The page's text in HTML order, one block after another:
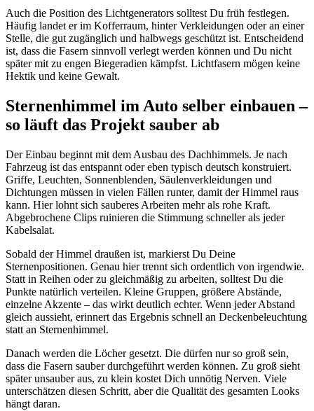
Auch die Position des Lichtgenerators solltest Du früh festlegen.
Häufig landet er im Kofferraum, hinter Verkleidungen oder an einer
Stelle, die gut zugänglich und halbwegs geschützt ist. Entscheidend
ist, dass die Fasern sinnvoll verlegt werden können und Du nicht
später mit zu engen Biegeradien kämpfst. Lichtfasern mögen keine
Hektik und keine Gewalt.
Sternenhimmel im Auto selber einbauen –
so läuft das Projekt sauber ab
Der Einbau beginnt mit dem Ausbau des Dachhimmels. Je nach
Fahrzeug ist das entspannt oder eben typisch deutsch konstruiert.
Griffe, Leuchten, Sonnenblenden, Säulenverkleidungen und
Dichtungen müssen in vielen Fällen runter, damit der Himmel raus
kann. Hier lohnt sich sauberes Arbeiten mehr als rohe Kraft.
Abgebrochene Clips ruinieren die Stimmung schneller als jeder
Kabelsalat.
Sobald der Himmel draußen ist, markierst Du Deine
Sternenpositionen. Genau hier trennt sich ordentlich von irgendwie.
Statt in Reihen oder zu gleichmäßig zu arbeiten, solltest Du die
Punkte natürlich verteilen. Kleine Gruppen, größere Abstände,
einzelne Akzente – das wirkt deutlich echter. Wenn jeder Abstand
gleich aussieht, erinnert das Ergebnis schnell an Deckenbeleuchtung
statt an Sternenhimmel.
Danach werden die Löcher gesetzt. Die dürfen nur so groß sein,
dass die Fasern sauber durchgeführt werden können. Zu groß sieht
später unsauber aus, zu klein kostet Dich unnötig Nerven. Viele
unterschätzen diesen Schritt, aber die Qualität des gesamten Looks
hängt daran.